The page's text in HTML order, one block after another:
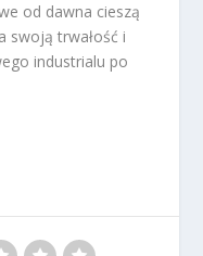
od dawna cieszą
swoją trwałość i
industrialu po